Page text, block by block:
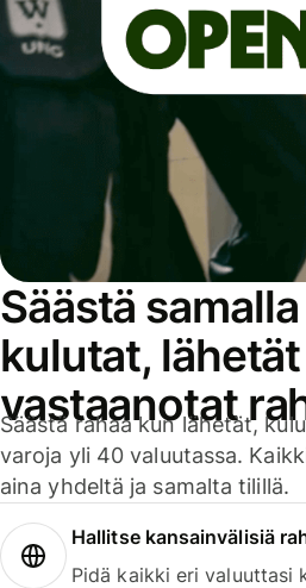
Säästä
kulutat,
vastaanotat
Säästä rahaa kun lähetät,
varoja yli 40 valuutassa.
aina yhdeltä ja samalta tilillä.
Hallitse kansainvälisiä
Pidä kaikki eri valuuttasi